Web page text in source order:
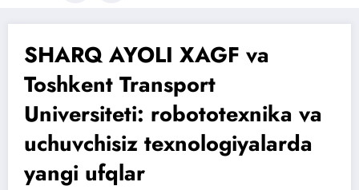
SHARQ AYOLI ХAGF va
Toshkent Transport
Universiteti: robototexnika va
uchuvchisiz texnologiyalarda
yangi ufqlar